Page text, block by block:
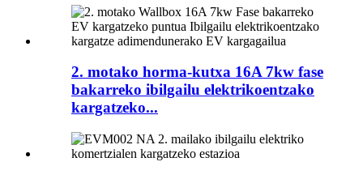
2. motako horma-kutxa 16A 7kw fase
bakarreko ibilgailu elektrikoentzako
kargatzeko...